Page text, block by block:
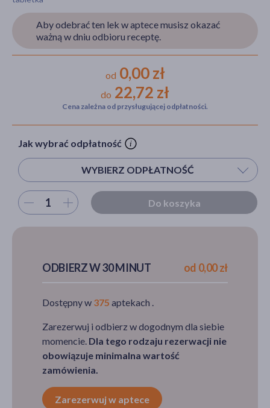
Aby odebrać ten lek w aptece musisz okazać
ważną w dniu odbioru receptę.
od 0,00 zł
do 22,72 zł
Cena zależna od przysługującej odpłatności.
Jak wybrać odpłatność
WYBIERZ ODPŁATNOŚĆ
Wybierz ilość Do koszyka
ODBIERZ W 30 MINUT od 0,00 zł
Dostępny w 375 aptekach .
Zarezerwuj i odbierz w dogodnym dla siebie
momencie. Dla tego rodzaju rezerwacji nie
obowiązuje minimalna wartość
zamówienia.
Zarezerwuj w aptece